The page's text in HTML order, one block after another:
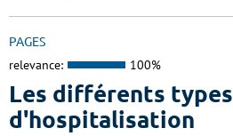
PAGES
relevance: 100%
Les différents types
d'hospitalisation